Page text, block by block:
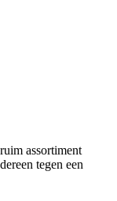
assortiment
tegen een